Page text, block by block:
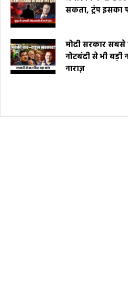
सकता, ट्रंप इसका
मोदी सरकार
नोटबंदी से भी बड़ी
नाराज़